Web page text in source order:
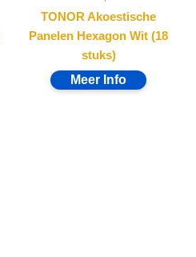
TONOR Akoestische
Panelen Hexagon Wit (18
stuks)